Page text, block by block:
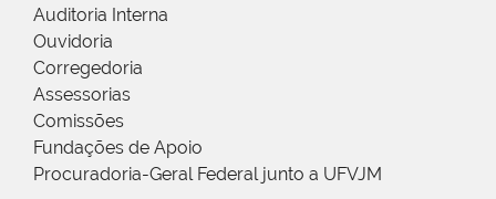
Auditoria Interna
Ouvidoria
Corregedoria
Assessorias
Comissões
Fundações de Apoio
Procuradoria-Geral Federal junto a UFVJM